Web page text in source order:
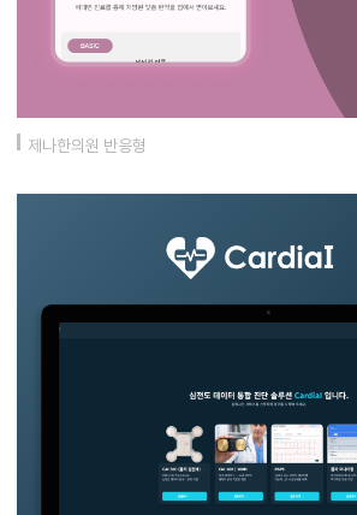
제나한의원 반응형